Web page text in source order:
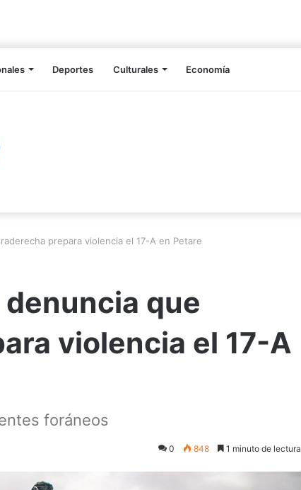
Deportes Culturales Economía
prepara violencia el 17-A en Petare
que
violencia el 17-A
foráneos
0 848 1 minuto de lectura